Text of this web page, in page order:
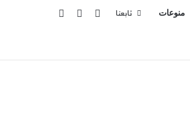
منوعات تابعنا تسجيل الدخول
إضافة عمود